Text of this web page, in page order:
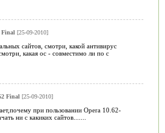
Final [25-09-2010]
сайтов, смотри, какой антивирус
какая ос - совместимо ли по с
Final [25-09-2010]
при пользовании Opera 10.62-
ни с какиких сайтов.......